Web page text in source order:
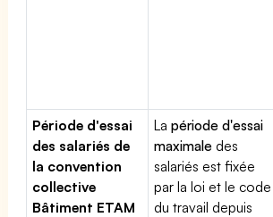
Période d'essai
des salariés de
la convention
collective
Bâtiment ETAM
Lapériode d'essai
maximale des
salariés est fixée
par la loi et le code
du travail depuis